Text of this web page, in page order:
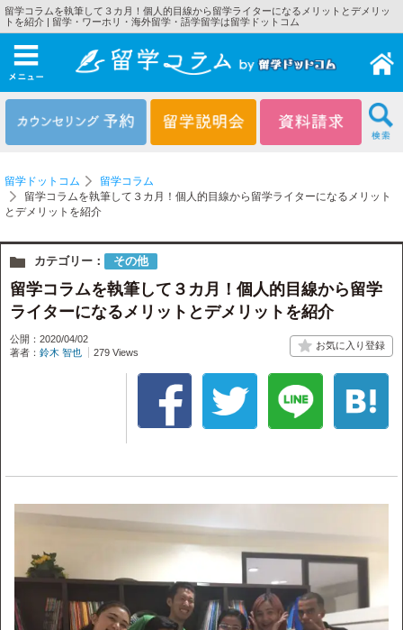
留学コラムを執筆して３カ月！個人的目線から留学ライターになるメリットとデメリッ
トを紹介 | 留学・ワーホリ・海外留学・語学留学は留学ドットコム
メニュー
留学ドットコム
留学コラム
留学コラムを執筆して３カ月！個人的目線から留学ライターになるメリット
とデメリットを紹介
カテゴリー： その他
留学コラムを執筆して３カ月！個人的目線から留学
ライターになるメリットとデメリットを紹介
公開：2020/04/02
著者： 鈴木 智也 279 Views